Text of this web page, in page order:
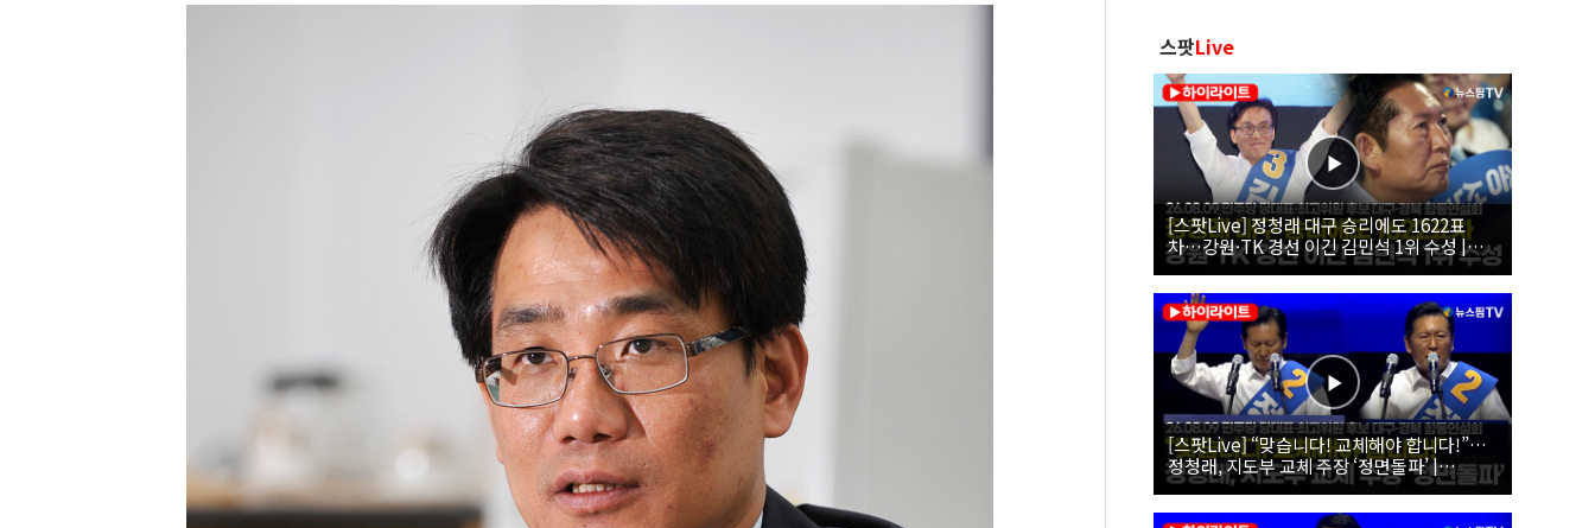
스팟Live
[스팟Live] 정청래 대구 승리에도 1622표
차…강원·TK 경선 이긴 김민석 1위 수성 |
26.08.09 더불어민주당 당대표·최고위원 후
보 대구·경북 합동연설회
[스팟Live] “맞습니다! 교체해야 합니다!”…
정청래, 지도부 교체 주장 ‘정면돌파’ |
26.08.09 더불어민주당 당대표·최고위원 후
보 대구·경북 합동연설회